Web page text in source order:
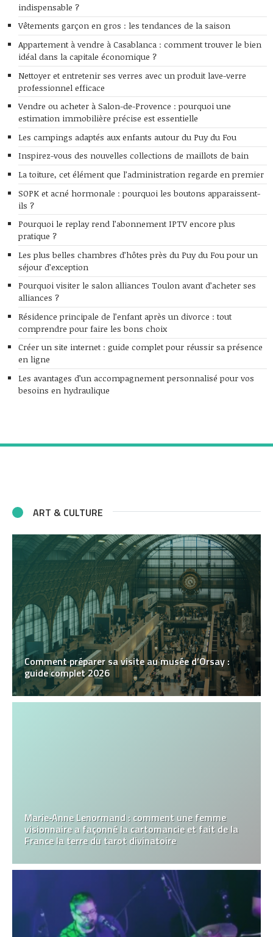
indispensable ?
Vêtements garçon en gros : les tendances de la saison
Appartement à vendre à Casablanca : comment trouver le bien
idéal dans la capitale économique ?
Nettoyer et entretenir ses verres avec un produit lave-verre
professionnel efficace
Vendre ou acheter à Salon-de-Provence : pourquoi une
estimation immobilière précise est essentielle
Les campings adaptés aux enfants autour du Puy du Fou
Inspirez-vous des nouvelles collections de maillots de bain
La toiture, cet élément que l’administration regarde en premier
SOPK et acné hormonale : pourquoi les boutons apparaissent-
ils ?
Pourquoi le replay rend l’abonnement IPTV encore plus
pratique ?
Les plus belles chambres d’hôtes près du Puy du Fou pour un
séjour d’exception
Pourquoi visiter le salon alliances Toulon avant d’acheter ses
alliances ?
Résidence principale de l’enfant après un divorce : tout
comprendre pour faire les bons choix
Créer un site internet : guide complet pour réussir sa présence
en ligne
Les avantages d’un accompagnement personnalisé pour vos
besoins en hydraulique
ART & CULTURE
Comment préparer sa visite au musée d’Orsay :
guide complet 2026
Marie‑Anne Lenormand : comment une femme
visionnaire a façonné la cartomancie et fait de la
France la terre du tarot divinatoire